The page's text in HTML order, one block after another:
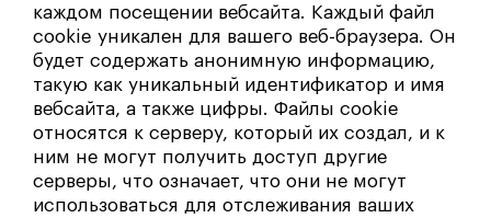
каждом посещении вебсайта. Каждый файл
cookie уникален для вашего веб-браузера. Он
будет содержать анонимную информацию,
такую как уникальный идентификатор и имя
вебсайта, а также цифры. Файлы cookie
относятся к серверу, который их создал, и к
ним не могут получить доступ другие
серверы, что означает, что они не могут
использоваться для отслеживания ваших